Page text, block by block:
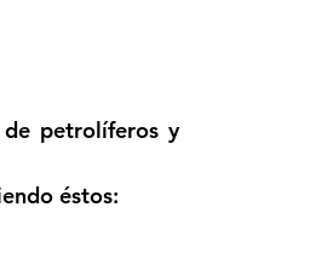
petrolíferos y
éstos: